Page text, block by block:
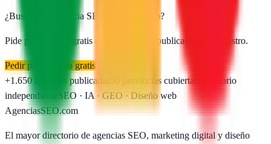
¿Buscas una agencia SEO en Vecindario?
Pide presupuesto gratis a las agencias publicadas. Sin registro.
Pedir presupuesto gratis
+1.650 agencias publicadas provincias cubiertas
Directorio
independienteSEO · IA · GEO · Diseño web
AgenciasSEO.com
El mayor directorio de agencias SEO, marketing digital y diseño